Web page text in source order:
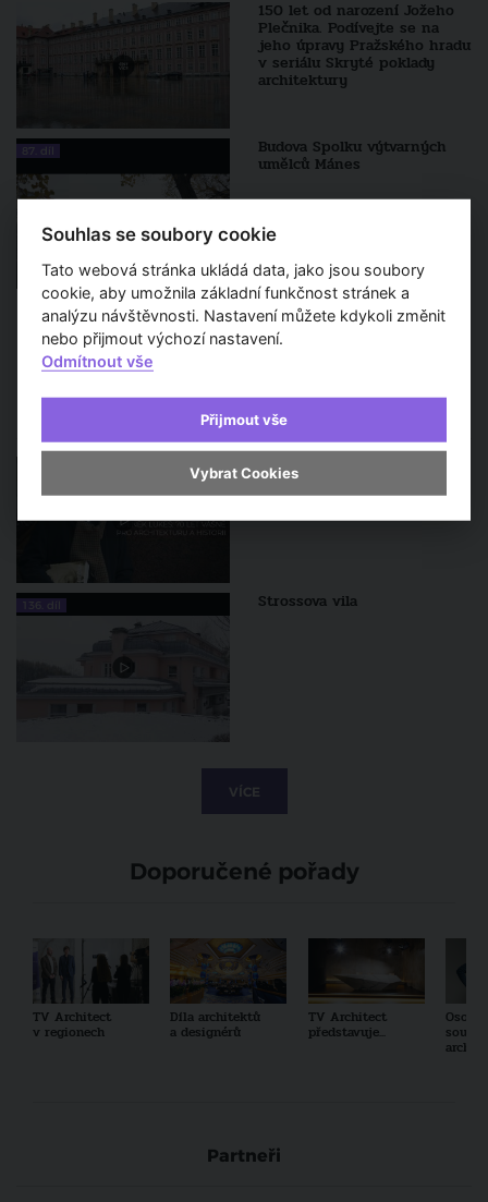
150 let od narození Jožeho
Plečnika. Podívejte se na
jeho úpravy Pražského hradu
v seriálu Skryté poklady
architektury
87. díl Budova Spolku výtvarných
umělců Mánes
VÍCE
Sledujte také
DOKUMENTÁRNÍ FILM: Zdeněk
Lukeš - 70 let vášně pro
architekturu a historii
136. díl Strossova vila
VÍCE
Doporučené pořady
TV Architect
v regionech
Díla architektů
a designérů
TV Architect
představuje...
Partneři
Souhlas se soubory cookie
Tato webová stránka ukládá data, jako jsou soubory
cookie, aby umožnila základní funkčnost stránek a
analýzu návštěvnosti. Nastavení můžete kdykoli změnit
nebo přijmout výchozí nastavení.
Odmítnout vše
Přijmout vše
Vybrat Cookies